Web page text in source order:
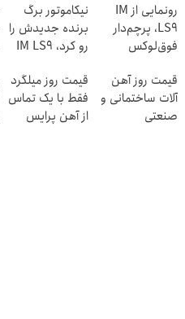
رونمایی از IM
LS9، پرچم‌دار
فوق‌لوکس
ایران شد
نیکاموتور برگ
برنده جدیدش را
رو کرد، IM LS9
ایران شد
قیمت روز آهن
آلات ساختمانی و
صنعتی
قیمت روز میلگرد
فقط با یک تماس
از آهن پرایس